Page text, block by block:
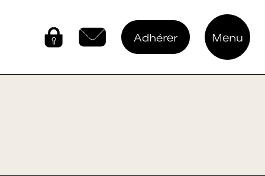
Connectez-vous
Contactez-nous
Adhérer Menu